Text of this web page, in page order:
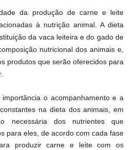
da produção de carne e leite
à nutrição animal. A dieta
da vaca leiteira e do gado de
nutricional dos animais e,
produtos que serão oferecidos para
o acompanhamento e a
na dieta dos animais, em
necessária dos nutrientes que
para eles, de acordo com cada fase
produzir carne e leite com os